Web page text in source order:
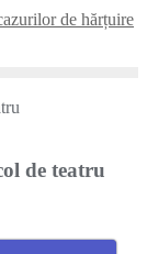
de hărțuire
de teatru